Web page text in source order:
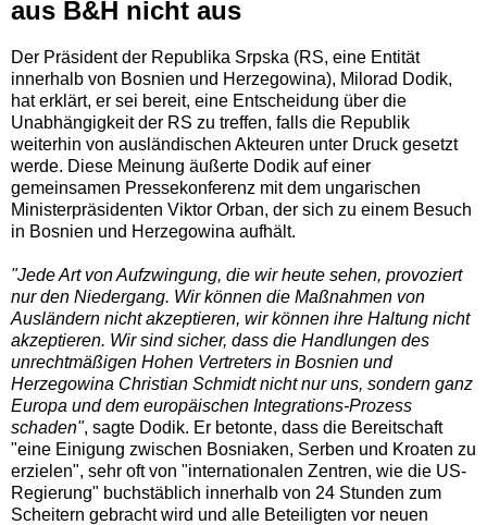
aus B&H nicht aus
Der Präsident der Republika Srpska (RS, eine Entität
innerhalb von Bosnien und Herzegowina), Milorad Dodik,
hat erklärt, er sei bereit, eine Entscheidung über die
Unabhängigkeit der RS zu treffen, falls die Republik
weiterhin von ausländischen Akteuren unter Druck gesetzt
werde. Diese Meinung äußerte Dodik auf einer
gemeinsamen Pressekonferenz mit dem ungarischen
Ministerpräsidenten Viktor Orban, der sich zu einem Besuch
in Bosnien und Herzegowina aufhält.
"Jede Art von Aufzwingung, die wir heute sehen, provoziert
nur den Niedergang. Wir können die Maßnahmen von
Ausländern nicht akzeptieren, wir können ihre Haltung nicht
akzeptieren. Wir sind sicher, dass die Handlungen des
unrechtmäßigen Hohen Vertreters in Bosnien und
Herzegowina Christian Schmidt nicht nur uns, sondern ganz
Europa und dem europäischen Integrations-Prozess
schaden", sagte Dodik. Er betonte, dass die Bereitschaft
"eine Einigung zwischen Bosniaken, Serben und Kroaten zu
erzielen", sehr oft von "internationalen Zentren, wie die US-
Regierung" buchstäblich innerhalb von 24 Stunden zum
Scheitern gebracht wird und alle Beteiligten vor neuen